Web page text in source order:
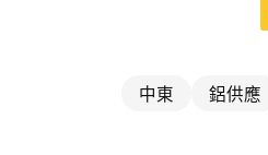
中東 鋁供應